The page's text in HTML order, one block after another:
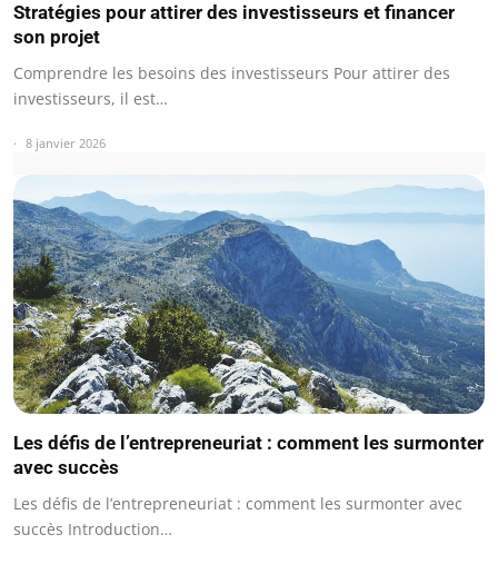
Stratégies pour attirer des investisseurs et financer
son projet
Comprendre les besoins des investisseurs Pour attirer des
investisseurs, il est…
8 janvier 2026
Les défis de l’entrepreneuriat : comment les surmonter
avec succès
Les défis de l’entrepreneuriat : comment les surmonter avec
succès Introduction…